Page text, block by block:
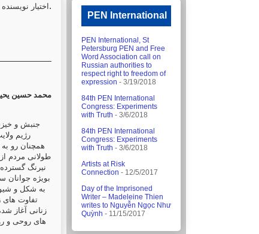
اختیار .
محمد حسین
جنبش و
رژیم
همچنان رو
طولانی مردم
نیرنگ
بویژه جوانان
به شکل و
تفاوت های
زنانی آغاز
های روحی و
PEN International
PEN International, St
Petersburg PEN and Free
Word Association call on
Russian authorities to
respect right to freedom of
expression - 3/19/2018
84th PEN International
Congress: Experiments
with Truth - 3/6/2018
84th PEN International
Congress: Experiments
with Truth - 3/6/2018
Artists at Risk
Connection - 12/5/2017
Day of the Imprisoned
Writer – Madeleine Thien
writes to Nguyễn Ngọc Như
Quỳnh - 11/15/2017